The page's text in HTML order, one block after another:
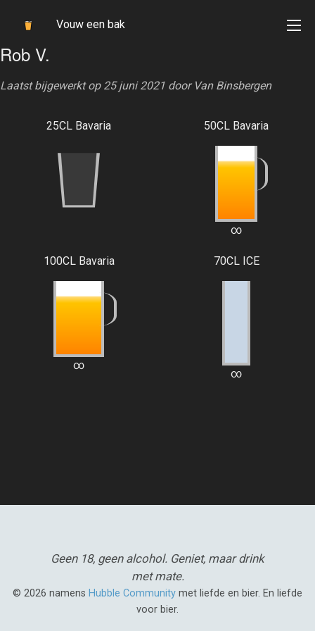
Vouw een bak
Rob V.
Laatst bijgewerkt op 25 juni 2021 door Van Binsbergen
25CL Bavaria 50CL Bavaria
∞
100CL Bavaria
∞
70CL ICE
∞
Geen 18, geen alcohol. Geniet, maar drink
met mate.
© 2026 namens Hubble Community met liefde en bier. En liefde
voor bier.